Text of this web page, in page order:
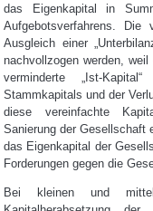
das Eigenkapital in
Aufgebotsverfahrens. Die
Ausgleich einer
nachvollzogen werden,
verminderte „Ist-
Stammkapitals und der
diese vereinfachte
Sanierung der Gesellschaft
das Eigenkapital der
Forderungen gegen die
Bei kleinen und